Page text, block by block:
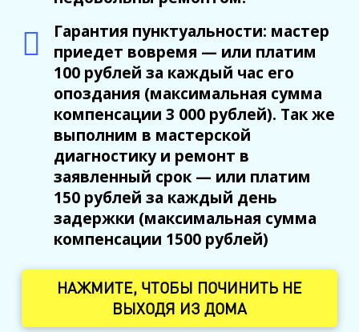
Гарантия пунктуальности: мастер
приедет вовремя — или платим
100 рублей за каждый час его
опоздания (максимальная сумма
компенсации 3 000 рублей). Так же
выполним в мастерской
диагностику и ремонт в
заявленный срок — или платим
150 рублей за каждый день
задержки (максимальная сумма
компенсации 1500 рублей)
НАЖМИТЕ, ЧТОБЫ ПОЧИНИТЬ НЕ
ВЫХОДЯ ИЗ ДОМА